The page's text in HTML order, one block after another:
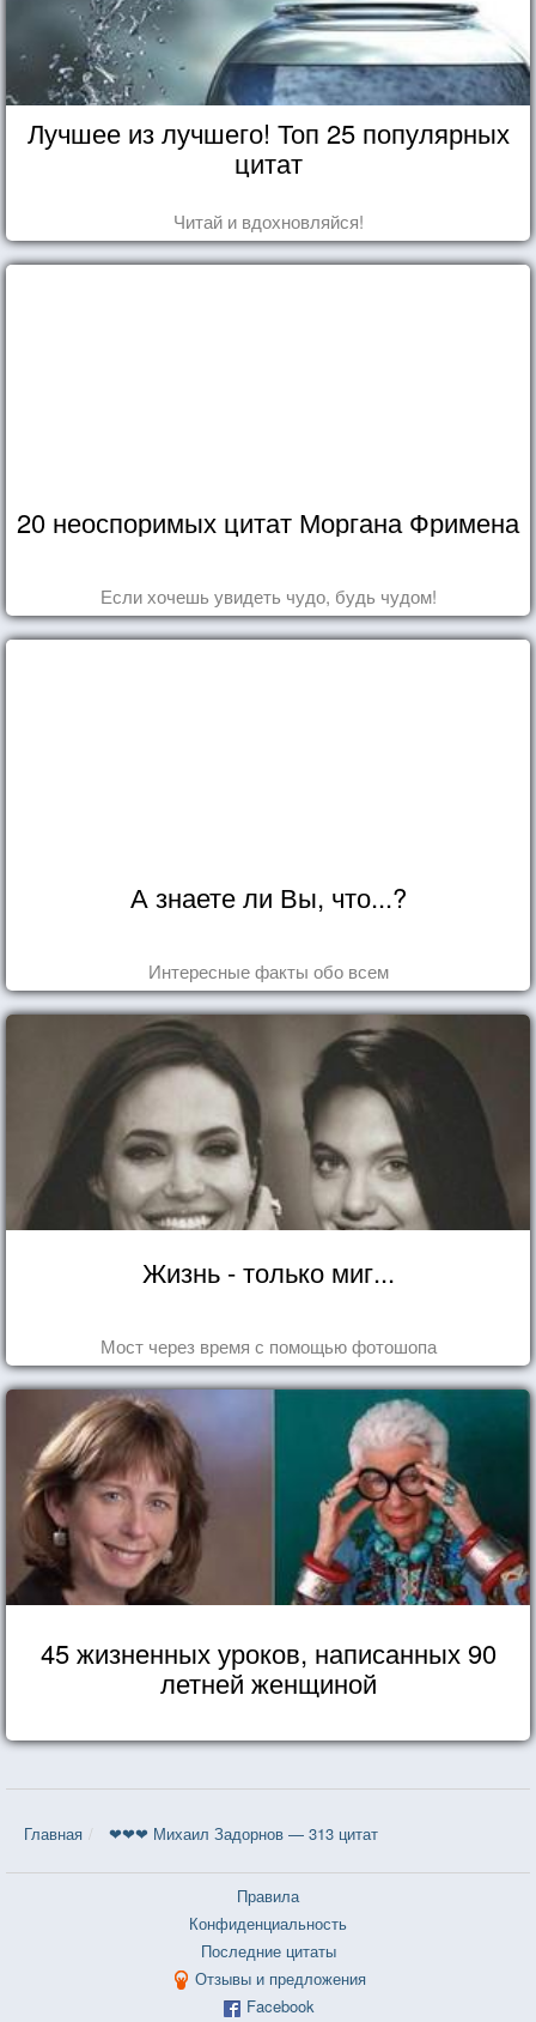
Лучшее из лучшего! Топ 25 популярных
цитат
Читай и вдохновляйся!
20 неоспоримых цитат Моргана Фримена
Если хочешь увидеть чудо, будь чудом!
А знаете ли Вы, что...?
Интересные факты обо всем
Жизнь - только миг...
Мост через время с помощью фотошопа
45 жизненных уроков, написанных 90
летней женщиной
Главная ❤❤❤ Михаил Задорнов — 313 цитат
Правила
Конфиденциальность
Последние цитаты
Отзывы и предложения
Facebook